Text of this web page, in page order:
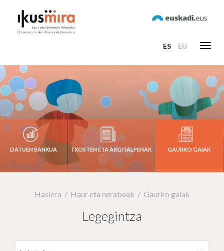
ES EU
DATUEN BANKUA TXOSTEN ETA ARGITALPENAK GAURKO GAIAK
Hasiera Haur eta nerabeak Gaurko gaiak
Legegintza
Datarekiko filtratu